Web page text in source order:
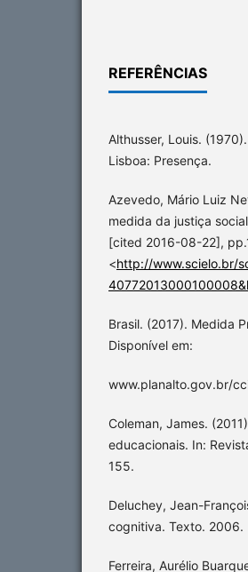
REFERÊNCIAS
Althusser, Louis.
Lisboa: Presença.
Azevedo, Mário Luiz
medida da justiça
[cited 2016-08-22],
<http://www.scielo.br/
Brasil. (2017). Medida
Disponível em:
www.planalto.gov.br/
Coleman, James.
educacionais. In:
155.
Deluchey, Jean-
cognitiva. Texto. 2006.
Ferreira, Aurélio